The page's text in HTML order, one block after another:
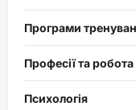
Програми
Професії та робота
Психологія